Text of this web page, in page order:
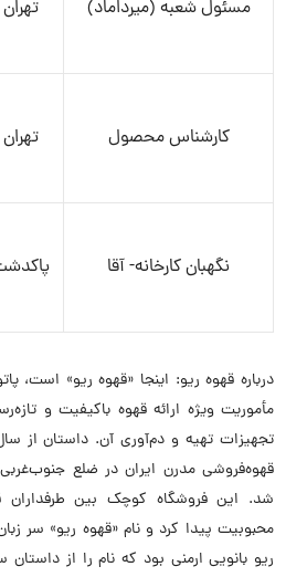
مسئول شعبه (میرداماد) تهران
کارشناس محصول تهران
نگهبان کارخانه- آقا
درباره قهوه ریو: اینجا «قهوه ریو» است،
مأموریت ویژه ارائه قهوه باکیفیت و
قهوه‌فروشی مدرن ایران در ضلع جنوب‌غربی
شد. این فروشگاه کوچک بین طرفداران
محبوبیت پیدا کرد و نام «قهوه ریو» سر
ریو بانویی ارمنی بود که نام را از